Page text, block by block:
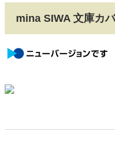
mina SIWA 文庫カ